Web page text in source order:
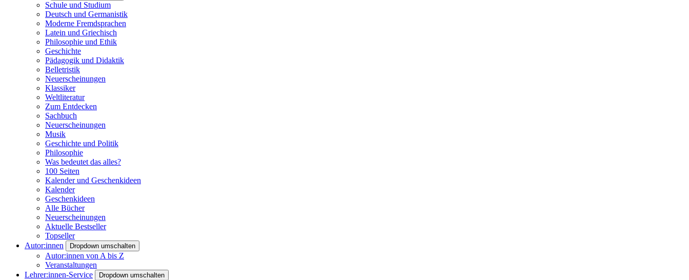
Schule und Studium
Deutsch und Germanistik
Moderne Fremdsprachen
Latein und Griechisch
Philosophie und Ethik
Geschichte
Pädagogik und Didaktik
Belletristik
Neuerscheinungen
Klassiker
Weltliteratur
Zum Entdecken
Sachbuch
Neuerscheinungen
Musik
Geschichte und Politik
Philosophie
Was bedeutet das alles?
100 Seiten
Kalender und Geschenkideen
Kalender
Geschenkideen
Alle Bücher
Neuerscheinungen
Aktuelle Bestseller
Topseller
Autor:innen
Dropdown umschalten
Autor:innen von A bis Z
Veranstaltungen
Lehrer:innen-Service
Dropdown umschalten